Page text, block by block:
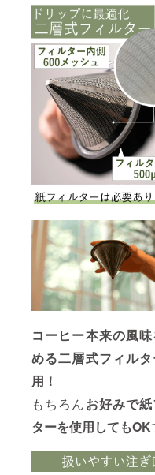
コーヒー本来の風
める二層式フィル
用！
もちろんお好みで
ターを使用してもOK